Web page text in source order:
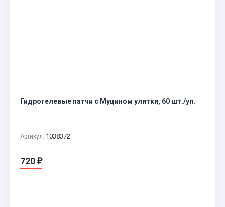
Гидрогелевые патчи с Муцином улитки, 60 шт./уп.
Артикул: 1038372
720 ₽